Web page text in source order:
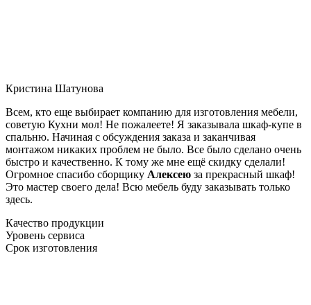
Кристина Шатунова
Всем, кто еще выбирает компанию для изготовления мебели,
советую Кухни мол! Не пожалеете! Я заказывала шкаф-купе в
спальню. Начиная с обсуждения заказа и заканчивая
монтажом никаких проблем не было. Все было сделано очень
быстро и качественно. К тому же мне ещё скидку сделали!
Огромное спасибо сборщику Алексею за прекрасный шкаф!
Это мастер своего дела! Всю мебель буду заказывать только
здесь.
Качество продукции
Уровень сервиса
Срок изготовления